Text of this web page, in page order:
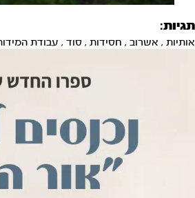
תגיות:
אותיות , אשרוב , חסידות , סוד , עבודת